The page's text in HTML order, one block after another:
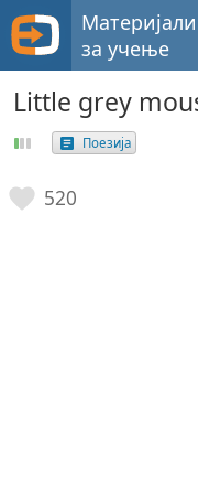
Материјали
за учење
Little grey
Поезија
520